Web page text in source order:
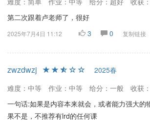
第二次跟着卢老师了，很好
2025年7月4日 11:12 3 0 复制链接
zwzdwzj
2025春
难度：中等
作业：中等 给分：一般
收获
一句话:如果是内容本来就会，或者能力强大的
果不是，不推荐有lrd的任何课